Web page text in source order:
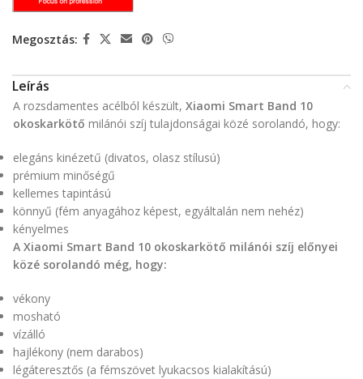
Megosztás:
Leírás
A rozsdamentes acélból készült, Xiaomi Smart Band 10
okoskarkötő milánói szíj tulajdonságai közé sorolandó, hogy:
elegáns kinézetű (divatos, olasz stílusú)
prémium minőségű
kellemes tapintású
könnyű (fém anyagához képest, egyáltalán nem nehéz)
kényelmes
A Xiaomi Smart Band 10 okoskarkötő milánói szíj előnyei
közé sorolandó még, hogy:
vékony
mosható
vízálló
hajlékony (nem darabos)
légáteresztős (a fémszövet lyukacsos kialakítású)